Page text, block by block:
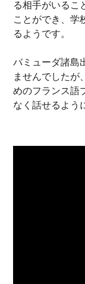
る相手がいるこ
ことができ、学
るようです。
バミューダ諸島
ませんでしたが
めのフランス語
なく話せるよう